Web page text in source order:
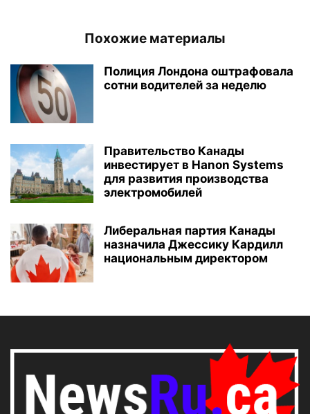
Похожие материалы
Полиция Лондона оштрафовала
сотни водителей за неделю
Правительство Канады
инвестирует в Hanon Systems
для развития производства
электромобилей
Либеральная партия Канады
назначила Джессику Кардилл
национальным директором